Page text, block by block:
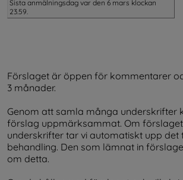
Sista anmälningsdag var den 6 mars klockan
23.59.
Förslaget är öppen för kommentarer
3 månader.
Genom att samla många underskrifter
förslag uppmärksammat. Om
underskrifter tar vi automatiskt upp det
behandling. Den som lämnat in
om detta.